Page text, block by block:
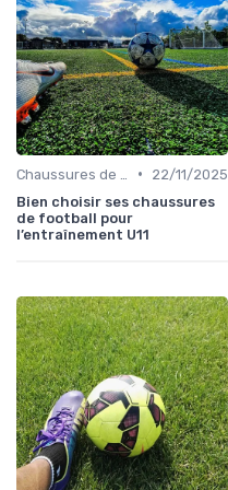
•
22/11/2025
Bien choisir ses chaussures
de football pour
l’entraînement U11